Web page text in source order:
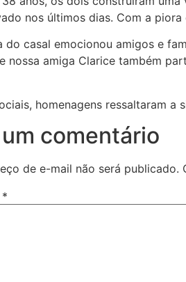
nos últimos dias. Com a
do casal emocionou amigos e
nossa amiga Clarice também
homenagens ressaltaram
comentário
de e-mail não será publicado.
*